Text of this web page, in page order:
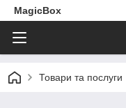
MagicBox
Товари та послуги